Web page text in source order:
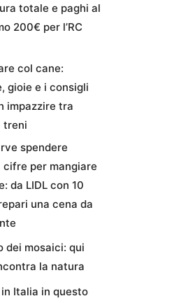
totale e paghi al
200€ per l’RC
col cane:
gioie e i consigli
impazzire tra
treni
spendere
cifre per mangiare
da LIDL con 10
una cena da
dei mosaici: qui
la natura
Italia in questo